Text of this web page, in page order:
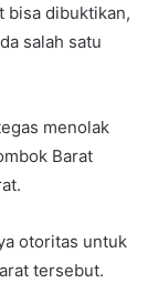
bisa dibuktikan,
salah satu
menolak
Barat
otoritas untuk
tersebut.